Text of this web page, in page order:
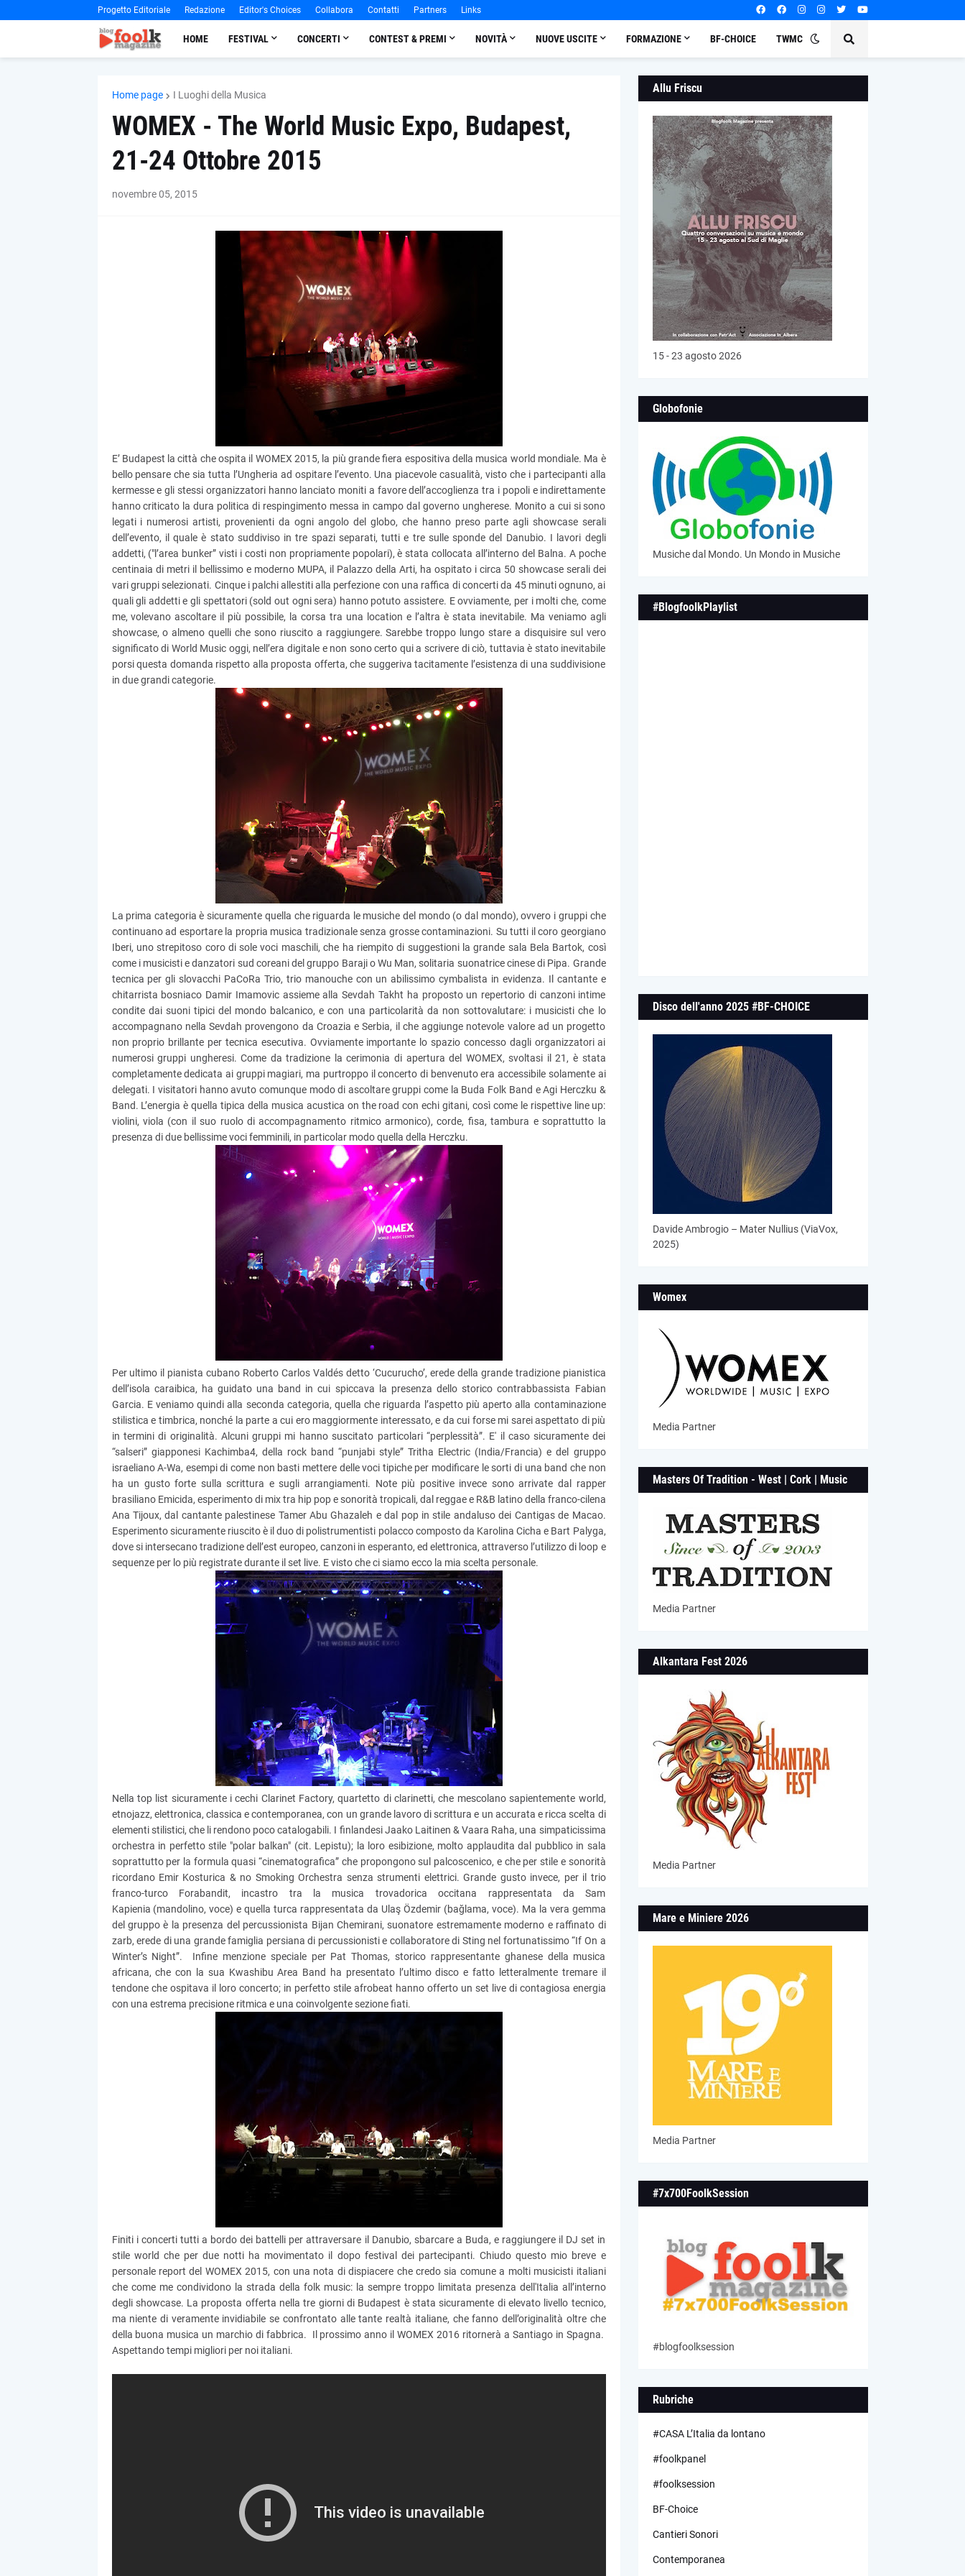
Progetto Editoriale Redazione Editor's Choices Collabora Contatti Partners Links
HOME FESTIVAL CONCERTI CONTEST & PREMI NOVITÀ NUOVE USCITE FORMAZIONE BF-CHOICE TWMC
Home page I Luoghi della Musica
WOMEX - The World Music Expo, Budapest,
21-24 Ottobre 2015
novembre 05, 2015
E’ Budapest la città che ospita il WOMEX 2015, la più grande fiera espositiva della musica world mondiale. Ma è
bello pensare che sia tutta l’Ungheria ad ospitare l’evento. Una piacevole casualità, visto che i partecipanti alla
kermesse e gli stessi organizzatori hanno lanciato moniti a favore dell’accoglienza tra i popoli e indirettamente
hanno criticato la dura politica di respingimento messa in campo dal governo ungherese. Monito a cui si sono
legati i numerosi artisti, provenienti da ogni angolo del globo, che hanno preso parte agli showcase serali
dell’evento, il quale è stato suddiviso in tre spazi separati, tutti e tre sulle sponde del Danubio. I lavori degli
addetti, ("l’area bunker” visti i costi non propriamente popolari), è stata collocata all’interno del Balna. A poche
centinaia di metri il bellissimo e moderno MUPA, il Palazzo della Arti, ha ospitato i circa 50 showcase serali dei
vari gruppi selezionati. Cinque i palchi allestiti alla perfezione con una raffica di concerti da 45 minuti ognuno, ai
quali gli addetti e gli spettatori (sold out ogni sera) hanno potuto assistere. E ovviamente, per i molti che, come
me, volevano ascoltare il più possibile, la corsa tra una location e l’altra è stata inevitabile. Ma veniamo agli
showcase, o almeno quelli che sono riuscito a raggiungere. Sarebbe troppo lungo stare a disquisire sul vero
significato di World Music oggi, nell’era digitale e non sono certo qui a scrivere di ciò, tuttavia è stato inevitabile
porsi questa domanda rispetto alla proposta offerta, che suggeriva tacitamente l’esistenza di una suddivisione
in due grandi categorie.
La prima categoria è sicuramente quella che riguarda le musiche del mondo (o dal mondo), ovvero i gruppi che
continuano ad esportare la propria musica tradizionale senza grosse contaminazioni. Su tutti il coro georgiano
Iberi, uno strepitoso coro di sole voci maschili, che ha riempito di suggestioni la grande sala Bela Bartok, così
come i musicisti e danzatori sud coreani del gruppo Baraji o Wu Man, solitaria suonatrice cinese di Pipa. Grande
tecnica per gli slovacchi PaCoRa Trio, trio manouche con un abilissimo cymbalista in evidenza. Il cantante e
chitarrista bosniaco Damir Imamovic assieme alla Sevdah Takht ha proposto un repertorio di canzoni intime
condite dai suoni tipici del mondo balcanico, e con una particolarità da non sottovalutare: i musicisti che lo
accompagnano nella Sevdah provengono da Croazia e Serbia, il che aggiunge notevole valore ad un progetto
non proprio brillante per tecnica esecutiva. Ovviamente importante lo spazio concesso dagli organizzatori ai
numerosi gruppi ungheresi. Come da tradizione la cerimonia di apertura del WOMEX, svoltasi il 21, è stata
completamente dedicata ai gruppi magiari, ma purtroppo il concerto di benvenuto era accessibile solamente ai
delegati. I visitatori hanno avuto comunque modo di ascoltare gruppi come la Buda Folk Band e Agi Herczku &
Band. L’energia è quella tipica della musica acustica on the road con echi gitani, così come le rispettive line up:
violini, viola (con il suo ruolo di accompagnamento ritmico armonico), corde, fisa, tambura e soprattutto la
presenza di due bellissime voci femminili, in particolar modo quella della Herczku.
Per ultimo il pianista cubano Roberto Carlos Valdés detto ‘Cucurucho’, erede della grande tradizione pianistica
dell’isola caraibica, ha guidato una band in cui spiccava la presenza dello storico contrabbassista Fabian
Garcia. E veniamo quindi alla seconda categoria, quella che riguarda l’aspetto più aperto alla contaminazione
stilistica e timbrica, nonché la parte a cui ero maggiormente interessato, e da cui forse mi sarei aspettato di più
in termini di originalità. Alcuni gruppi mi hanno suscitato particolari “perplessità”. E' il caso sicuramente dei
“salseri” giapponesi Kachimba4, della rock band “punjabi style” Tritha Electric (India/Francia) e del gruppo
israeliano A-Wa, esempi di come non basti mettere delle voci tipiche per modificare le sorti di una band che non
ha un gusto forte sulla scrittura e sugli arrangiamenti. Note più positive invece sono arrivate dal rapper
brasiliano Emicida, esperimento di mix tra hip pop e sonorità tropicali, dal reggae e R&B latino della franco-cilena
Ana Tijoux, dal cantante palestinese Tamer Abu Ghazaleh e dal pop in stile andaluso dei Cantigas de Macao.
Esperimento sicuramente riuscito è il duo di polistrumentisti polacco composto da Karolina Cicha e Bart Palyga,
dove si intersecano tradizione dell’est europeo, canzoni in esperanto, ed elettronica, attraverso l’utilizzo di loop e
sequenze per lo più registrate durante il set live. E visto che ci siamo ecco la mia scelta personale.
Nella top list sicuramente i cechi Clarinet Factory, quartetto di clarinetti, che mescolano sapientemente world,
etnojazz, elettronica, classica e contemporanea, con un grande lavoro di scrittura e un accurata e ricca scelta di
elementi stilistici, che li rendono poco catalogabili. I finlandesi Jaako Laitinen & Vaara Raha, una simpaticissima
orchestra in perfetto stile "polar balkan" (cit. Lepistu); la loro esibizione, molto applaudita dal pubblico in sala
soprattutto per la formula quasi “cinematografica” che propongono sul palcoscenico, e che per stile e sonorità
ricordano Emir Kosturica & no Smoking Orchestra senza strumenti elettrici. Grande gusto invece, per il trio
franco-turco Forabandit, incastro tra la musica trovadorica occitana rappresentata da Sam
Kapienia (mandolino, voce) e quella turca rappresentata da Ulaş Özdemir (bağlama, voce). Ma la vera gemma
del gruppo è la presenza del percussionista Bijan Chemirani, suonatore estremamente moderno e raffinato di
zarb, erede di una grande famiglia persiana di percussionisti e collaboratore di Sting nel fortunatissimo “If On a
Winter’s Night”. Infine menzione speciale per Pat Thomas, storico rappresentante ghanese della musica
africana, che con la sua Kwashibu Area Band ha presentato l’ultimo disco e fatto letteralmente tremare il
tendone che ospitava il loro concerto; in perfetto stile afrobeat hanno offerto un set live di contagiosa energia
con una estrema precisione ritmica e una coinvolgente sezione fiati.
Finiti i concerti tutti a bordo dei battelli per attraversare il Danubio, sbarcare a Buda, e raggiungere il DJ set in
stile world che per due notti ha movimentato il dopo festival dei partecipanti. Chiudo questo mio breve e
personale report del WOMEX 2015, con una nota di dispiacere che credo sia comune a molti musicisti italiani
che come me condividono la strada della folk music: la sempre troppo limitata presenza dell'Italia all’interno
degli showcase. La proposta offerta nella tre giorni di Budapest è stata sicuramente di elevato livello tecnico,
ma niente di veramente invidiabile se confrontato alle tante realtà italiane, che fanno dell’originalità oltre che
della buona musica un marchio di fabbrica. Il prossimo anno il WOMEX 2016 ritornerà a Santiago in Spagna.
Aspettando tempi migliori per noi italiani.
Allu Friscu
15 - 23 agosto 2026
Globofonie
Musiche dal Mondo. Un Mondo in Musiche
#BlogfoolkPlaylist
Disco dell'anno 2025 #BF-CHOICE
Davide Ambrogio – Mater Nullius (ViaVox,
2025)
Womex
Media Partner
Masters Of Tradition - West | Cork | Music
Media Partner
Alkantara Fest 2026
Media Partner
Mare e Miniere 2026
Media Partner
#7x700FoolkSession
#blogfoolksession
Rubriche
#CASA L’Italia da lontano
#foolkpanel
#foolksession
BF-Choice
Cantieri Sonori
Contemporanea